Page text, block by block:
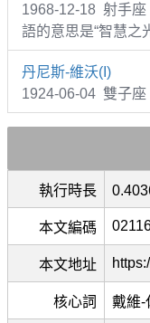
1968-12-18 射手
語的意思是“智慧之
丹尼斯-維沃(I)
1924-06-04 雙子座
執行時長
本文編碼
本文地址
核心詞 戴維-